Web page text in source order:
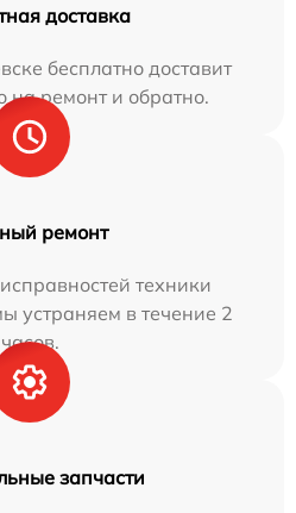
доставка
бесплатно доставит
на ремонт и обратно.
ремонт
техники
устраняем в течение 2
часов.
запчасти